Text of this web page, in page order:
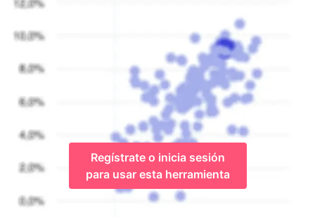
Regístrate o inicia sesión
para usar esta herramienta